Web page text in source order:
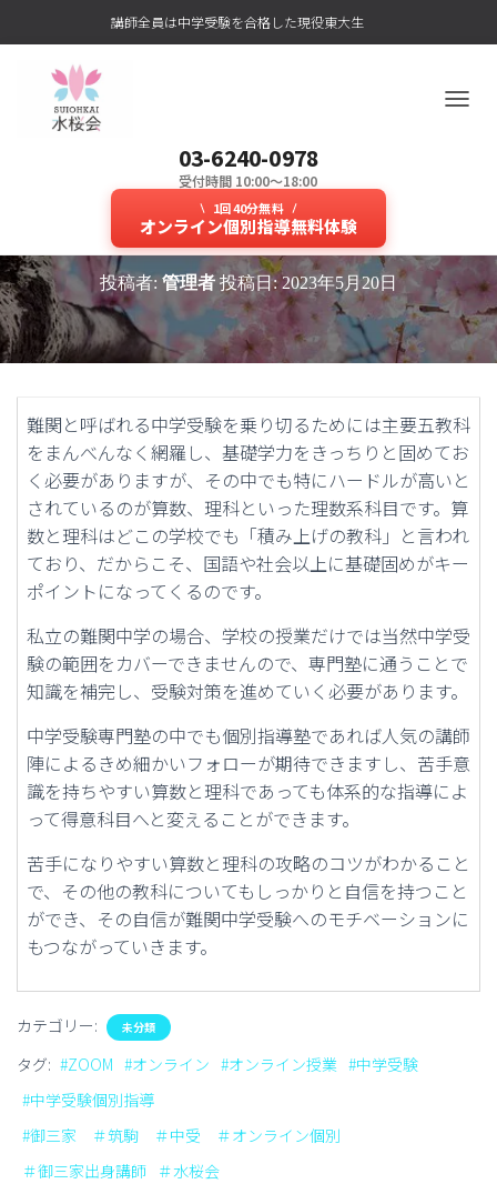
講師全員は中学受験を合格した現役東大生
03-6240-0978
受付時間 10:00～18:00
1回40分無料
オンライン個別指導無料体験
を
切
り
替
え
算数と理科がわかる個別指導が人
気の中学受験専門塾はどこ？
投稿者: 管理者 投稿日:2023年5月20日
難関と呼ばれる中学受験を乗り切るためには主要五教科
をまんべんなく網羅し、基礎学力をきっちりと固めてお
く必要がありますが、その中でも特にハードルが高いと
されているのが算数、理科といった理数系科目です。算
数と理科はどこの学校でも「積み上げの教科」と言われ
ており、だからこそ、国語や社会以上に基礎固めがキー
ポイントになってくるのです。
私立の難関中学の場合、学校の授業だけでは当然中学受
験の範囲をカバーできませんので、専門塾に通うことで
知識を補完し、受験対策を進めていく必要があります。
中学受験専門塾の中でも個別指導塾であれば人気の講師
陣によるきめ細かいフォローが期待できますし、苦手意
識を持ちやすい算数と理科であっても体系的な指導によ
って得意科目へと変えることができます。
苦手になりやすい算数と理科の攻略のコツがわかること
で、その他の教科についてもしっかりと自信を持つこと
ができ、その自信が難関中学受験へのモチベーションに
もつながっていきます。
カテゴリー: 未分類
タグ: #ZOOM #オンライン #オンライン授業 #中学受験
#中学受験個別指導
#御三家 ＃筑駒 ＃中受 ＃オンライン個別
＃御三家出身講師 ＃水桜会